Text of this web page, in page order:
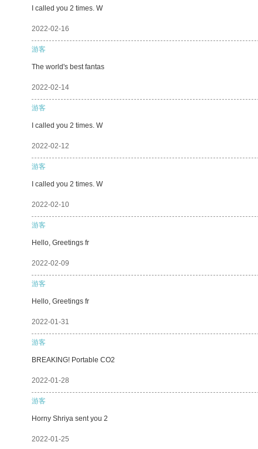
I called you 2 times. W
2022-02-16
游客
The world's best fantas
2022-02-14
游客
I called you 2 times. W
2022-02-12
游客
I called you 2 times. W
2022-02-10
游客
Hello, Greetings fr
2022-02-09
游客
Hello, Greetings fr
2022-01-31
游客
BREAKING! Portable CO2
2022-01-28
游客
Horny Shriya sent you 2
2022-01-25